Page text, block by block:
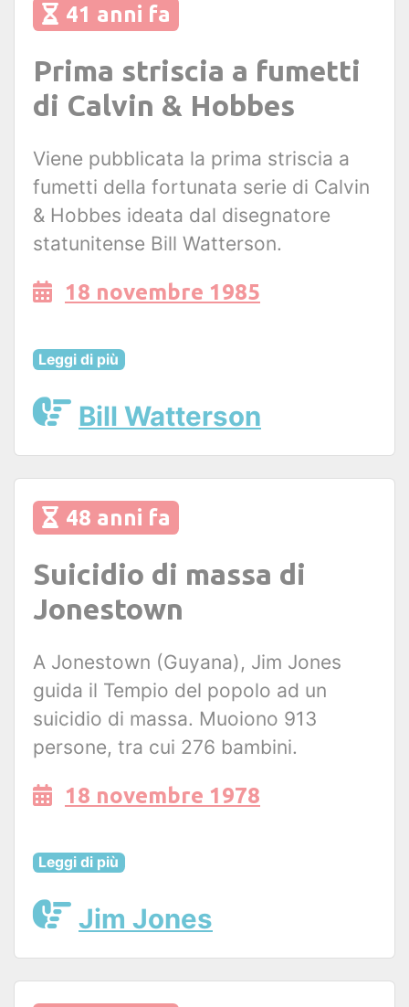
41 anni fa
Prima striscia a fumetti
di Calvin & Hobbes
Viene pubblicata la prima striscia a
fumetti della fortunata serie di Calvin
& Hobbes ideata dal disegnatore
statunitense Bill Watterson.
18 novembre 1985
Leggi di più
Bill Watterson
48 anni fa
Suicidio di massa di
Jonestown
A Jonestown (Guyana), Jim Jones
guida il Tempio del popolo ad un
suicidio di massa. Muoiono 913
persone, tra cui 276 bambini.
18 novembre 1978
Leggi di più
Jim Jones